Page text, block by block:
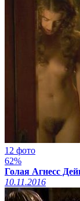
12 фото
62%
Голая Агнесс
10.11.2016